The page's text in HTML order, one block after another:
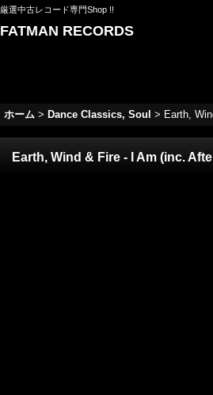
厳選中古レコード専門Shop !!
FATMAN RECORDS
ホーム > Dance Classics, Soul > Earth,
Earth, Wind & Fire - I Am (inc.